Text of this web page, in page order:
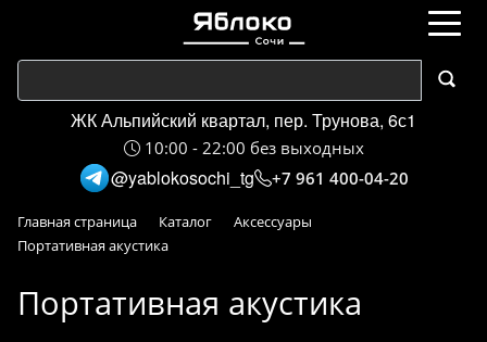
ЖК Альпийский квартал, пер. Трунова, 6с1
10:00 - 22:00 без выходных
@yablokosochi_tg +7 961 400-04-20
Главная страница Каталог
Аксессуары
Портативная акустика
Портативная акустика